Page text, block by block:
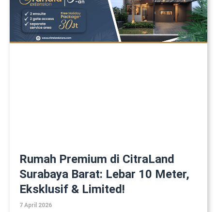
Rumah Premium di CitraLand
Surabaya Barat: Lebar 10 Meter,
Eksklusif & Limited!
7 April 2026